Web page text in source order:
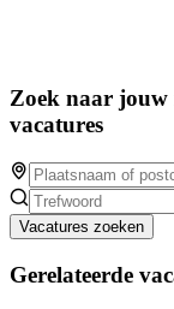
Zoek naar jouw
vacatures
Vacatures zoeken
Gerelateerde